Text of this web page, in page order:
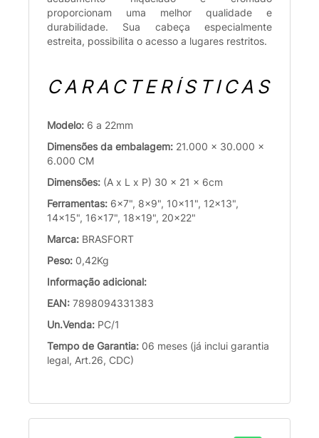
proporcionam uma melhor qualidade e
durabilidade. Sua cabeça especialmente
estreita, possibilita o acesso a lugares restritos.
CARACTERÍSTICAS
Modelo: 6 a 22mm
Dimensões da embalagem: 21.000 x 30.000 x
6.000 CM
Dimensões: (A x L x P) 30 x 21 x 6cm
Ferramentas: 6x7", 8x9", 10x11", 12x13",
14x15", 16x17", 18x19", 20x22"
Marca: BRASFORT
Peso: 0,42Kg
Informação adicional:
EAN: 7898094331383
Un.Venda: PC/1
Tempo de Garantia: 06 meses (já inclui garantia
legal, Art.26, CDC)